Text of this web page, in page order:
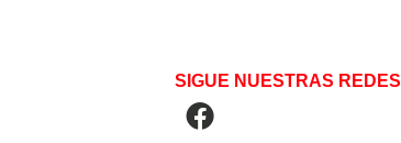
SIGUE NUESTRAS REDES